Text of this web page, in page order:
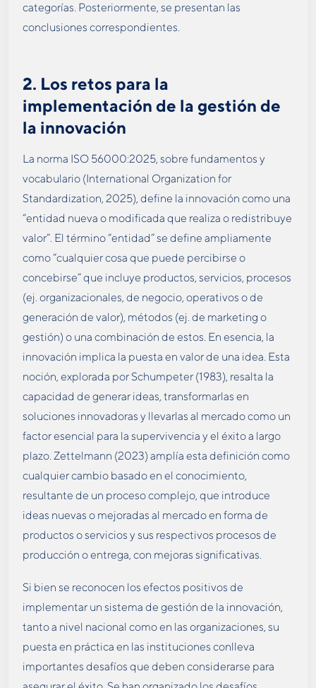
categorías. Posteriormente, se presentan las
conclusiones correspondientes.
2. Los retos para la
implementación de la gestión de
la innovación
La norma ISO 56000:2025, sobre fundamentos y
vocabulario (International Organization for
Standardization, 2025), define la innovación como una
“entidad nueva o modificada que realiza o redistribuye
valor”. El término “entidad” se define ampliamente
como “cualquier cosa que puede percibirse o
concebirse” que incluye productos, servicios, procesos
(ej. organizacionales, de negocio, operativos o de
generación de valor), métodos (ej. de marketing o
gestión) o una combinación de estos. En esencia, la
innovación implica la puesta en valor de una idea. Esta
noción, explorada por Schumpeter (1983), resalta la
capacidad de generar ideas, transformarlas en
soluciones innovadoras y llevarlas al mercado como un
factor esencial para la supervivencia y el éxito a largo
plazo. Zettelmann (2023) amplía esta definición como
cualquier cambio basado en el conocimiento,
resultante de un proceso complejo, que introduce
ideas nuevas o mejoradas al mercado en forma de
productos o servicios y sus respectivos procesos de
producción o entrega, con mejoras significativas.
Si bien se reconocen los efectos positivos de
implementar un sistema de gestión de la innovación,
tanto a nivel nacional como en las organizaciones, su
puesta en práctica en las instituciones conlleva
importantes desafíos que deben considerarse para